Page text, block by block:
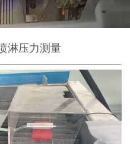
淋压力测量